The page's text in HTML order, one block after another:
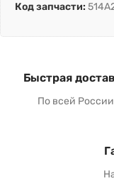
Код запчасти:
Быстрая
По всей России